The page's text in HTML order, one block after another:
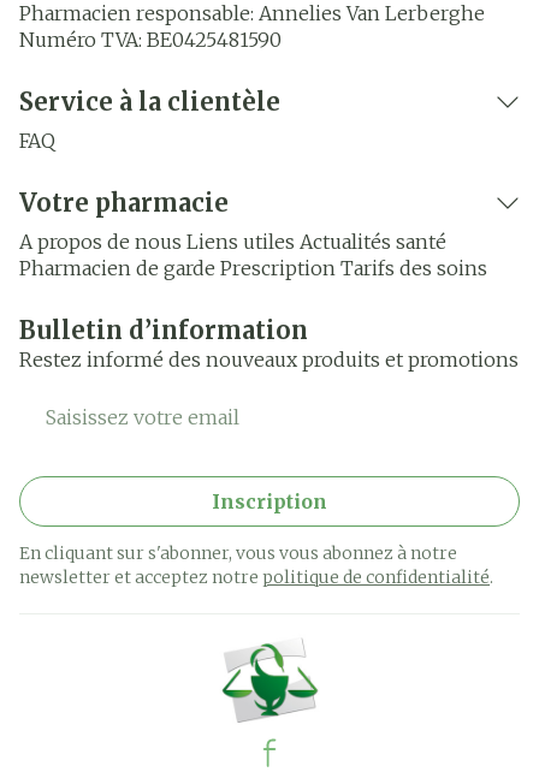
Pharmacien responsable: Annelies Van Lerberghe
Numéro TVA: BE0425481590
Service à la clientèle
FAQ
Votre pharmacie
A propos de nous Liens utiles Actualités santé
Pharmacien de garde Prescription Tarifs des soins
Bulletin d’information
Restez informé des nouveaux produits et promotions
Adresse mail
Inscription
En cliquant sur s'abonner, vous vous abonnez à notre
newsletter et acceptez notre politique de confidentialité.